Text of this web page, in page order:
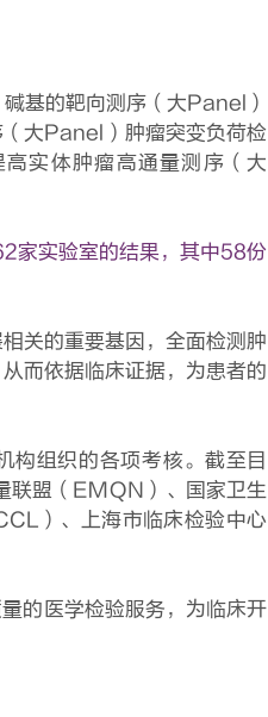
基的靶向测序（大Panel）
大Panel）肿瘤突变负荷检
实体肿瘤高通量测序（大
家实验室的结果，其中58份
关的重要基因，全面检测肿
而依据临床证据，为患者的
组织的各项考核。截至目
联盟（EMQN）、国家卫生
）、上海市临床检验中心
的医学检验服务，为临床开